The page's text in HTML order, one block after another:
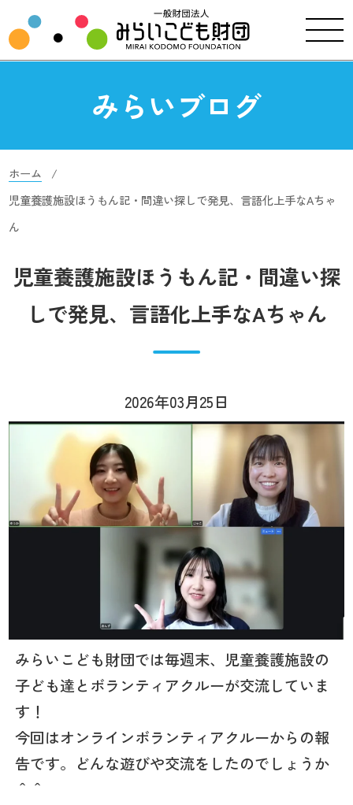
みらいブログ
ホーム
児童養護施設ほうもん記・間違い探しで発見、言語化上手なAちゃ
ん
児童養護施設ほうもん記・間違い探
しで発見、言語化上手なAちゃん
2026年03月25日
みらいこども財団では毎週末、児童養護施設の
子ども達とボランティアクルーが交流していま
す！
今回はオンラインボランティアクルーからの報
告です。どんな遊びや交流をしたのでしょうか
＾＾